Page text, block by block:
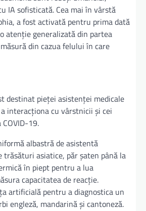
IA sofisticată. Cea mai în vârstă
a fost activată pentru prima dată
atenție generalizată din partea
din cazua felului în care
destinat pieţei asistenţei medicale
interacţiona cu vârstnicii şi cei
19.
albastră de asistentă
trăsături asiatice, păr şaten până la
în piept pentru a lua
capacitatea de reacţie.
artificială pentru a diagnostica un
engleză, mandarină şi cantoneză.